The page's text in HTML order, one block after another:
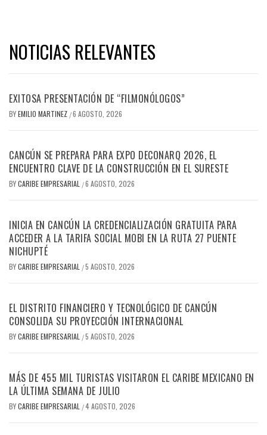
NOTICIAS RELEVANTES
EXITOSA PRESENTACIÓN DE “FILMONÓLOGOS”
BYEMILIO MARTINEZ /6 AGOSTO, 2026
CANCÚN SE PREPARA PARA EXPO DECONARQ 2026, EL
ENCUENTRO CLAVE DE LA CONSTRUCCIÓN EN EL SURESTE
BYCARIBE EMPRESARIAL /6 AGOSTO, 2026
INICIA EN CANCÚN LA CREDENCIALIZACIÓN GRATUITA PARA
ACCEDER A LA TARIFA SOCIAL MOBI EN LA RUTA 27 PUENTE
NICHUPTÉ
BYCARIBE EMPRESARIAL /5 AGOSTO, 2026
EL DISTRITO FINANCIERO Y TECNOLÓGICO DE CANCÚN
CONSOLIDA SU PROYECCIÓN INTERNACIONAL
BYCARIBE EMPRESARIAL /5 AGOSTO, 2026
MÁS DE 455 MIL TURISTAS VISITARON EL CARIBE MEXICANO EN
LA ÚLTIMA SEMANA DE JULIO
BYCARIBE EMPRESARIAL /4 AGOSTO, 2026